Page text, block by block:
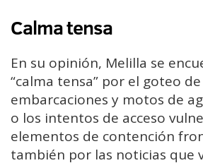
Calma tensa
En su opinión, Melilla se
“calma tensa” por el goteo
embarcaciones y motos de
o los intentos de acceso
elementos de contención
también por las noticias que